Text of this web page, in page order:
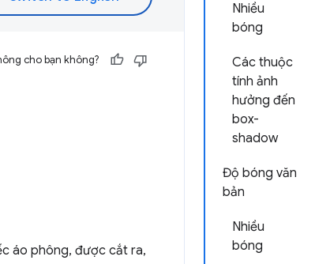
Nhiều
bóng
Các thuộc
tính ảnh
hưởng đến
box-
shadow
Độ bóng văn
bản
Nhiều
bóng
cho bạn không?
áo phông, được cắt ra,